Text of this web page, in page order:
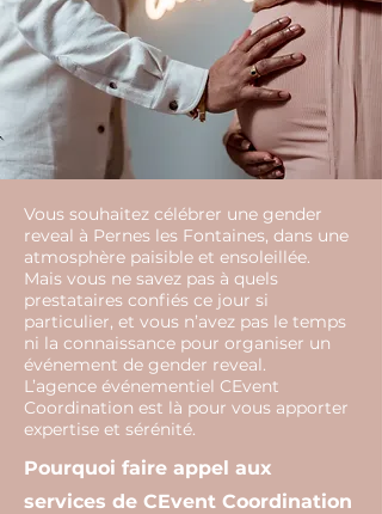
Vous souhaitez célébrer une gender
reveal à Pernes les Fontaines, dans une
atmosphère paisible et ensoleillée.
Mais vous ne savez pas à quels
prestataires confiés ce jour si
particulier, et vous n’avez pas le temps
ni la connaissance pour organiser un
événement de gender reveal.
L’agence événementiel CEvent
Coordination est là pour vous apporter
expertise et sérénité.
Pourquoi faire appel aux
services de CEvent Coordination